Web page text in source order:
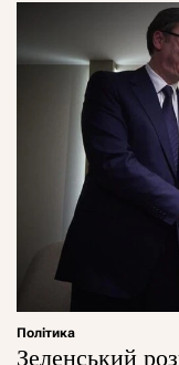
Політика
Зеленський